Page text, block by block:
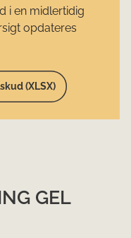
i en midlertidig
opdateres
(XLSX)
GEL